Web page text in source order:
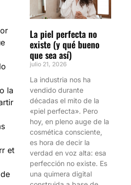
la
et
La piel perfecta no
existe (y qué bueno
que sea así)
julio 21, 2026
La industria nos ha
vendido durante
décadas el mito de la
«piel perfecta». Pero
hoy, en pleno auge de la
cosmética consciente,
es hora de decir la
verdad en voz alta: esa
perfección no existe. Es
una quimera digital